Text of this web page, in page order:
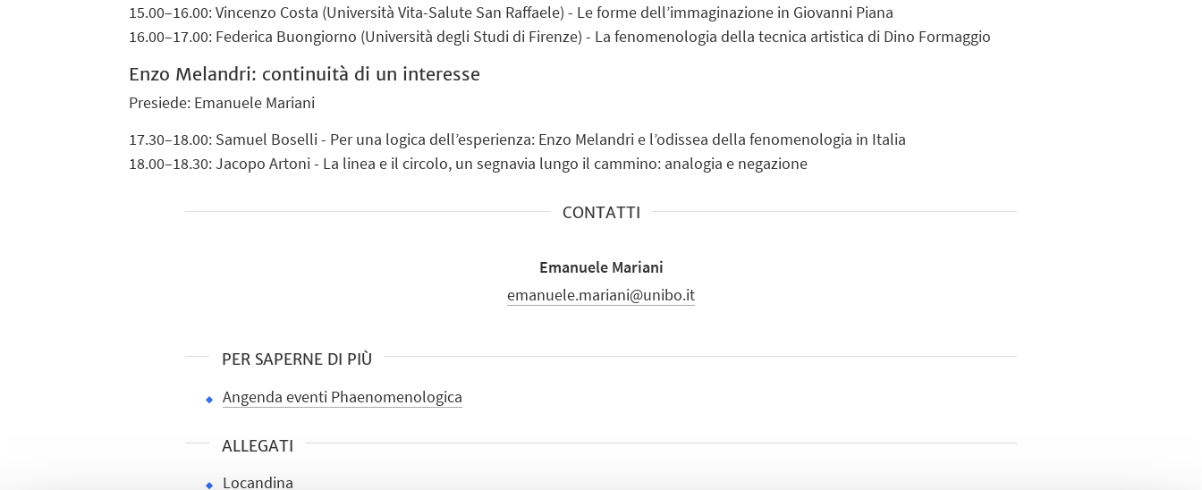
15.00–16.00: Vincenzo Costa (Università Vita-Salute San Raffaele) - Le forme dell’immaginazione in Giovanni Piana
16.00–17.00: Federica Buongiorno (Università degli Studi di Firenze) - La fenomenologia della tecnica artistica di Dino Formaggio
Enzo Melandri: continuità di un interesse
Presiede: Emanuele Mariani
17.30–18.00: Samuel Boselli - Per una logica dell’esperienza: Enzo Melandri e l’odissea della fenomenologia in Italia
18.00–18.30: Jacopo Artoni - La linea e il circolo, un segnavia lungo il cammino: analogia e negazione
CONTATTI
Emanuele Mariani
emanuele.mariani@unibo.it
PER SAPERNE DI PIÙ
Angenda eventi Phaenomenologica
ALLEGATI
Locandina